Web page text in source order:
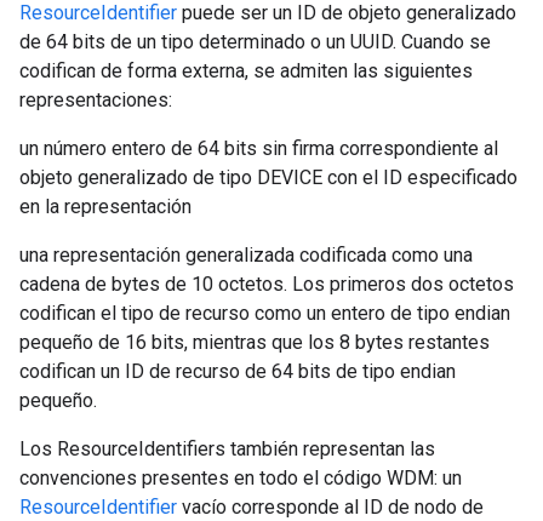
ResourceIdentifier puede ser un ID de objeto generalizado
de 64 bits de un tipo determinado o un UUID. Cuando se
codifican de forma externa, se admiten las siguientes
representaciones:
un número entero de 64 bits sin firma correspondiente al
objeto generalizado de tipo DEVICE con el ID especificado
en la representación
una representación generalizada codificada como una
cadena de bytes de 10 octetos. Los primeros dos octetos
codifican el tipo de recurso como un entero de tipo endian
pequeño de 16 bits, mientras que los 8 bytes restantes
codifican un ID de recurso de 64 bits de tipo endian
pequeño.
Los ResourceIdentifiers también representan las
convenciones presentes en todo el código WDM: un
ResourceIdentifier vacío corresponde al ID de nodo de